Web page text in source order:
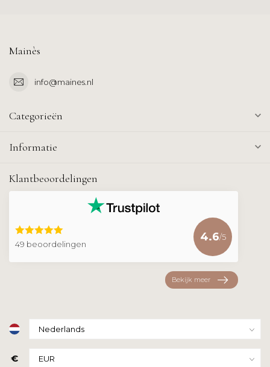
Mainès
info@maines.nl
Categorieën
Informatie
Klantbeoordelingen
49 beoordelingen
4.6/5
Bekijk meer
€